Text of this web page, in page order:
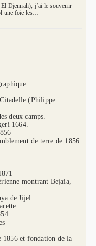
Djennah), j’ai le souvenir
une foie les…
(Philippe
deux camps.
1664.
de terre de 1856
montrant Bejaia,
de Jijel
1856 et fondation de la